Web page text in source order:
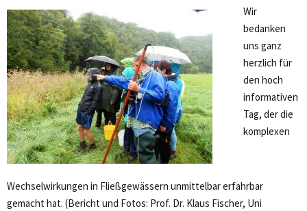
Wir
bedanken
uns ganz
herzlich für
den hoch
informativen
Tag, der die
komplexen
Wechselwirkungen in Fließgewässern unmittelbar erfahrbar
gemacht hat. (Bericht und Fotos: Prof. Dr. Klaus Fischer, Uni